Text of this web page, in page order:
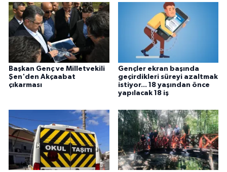
Başkan Genç ve Milletvekili
Şen'den Akçaabat
çıkarması
Gençler ekran başında
geçirdikleri süreyi azaltmak
istiyor... 18 yaşından önce
yapılacak 18 iş